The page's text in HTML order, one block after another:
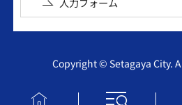
Copyright © Setagaya City.